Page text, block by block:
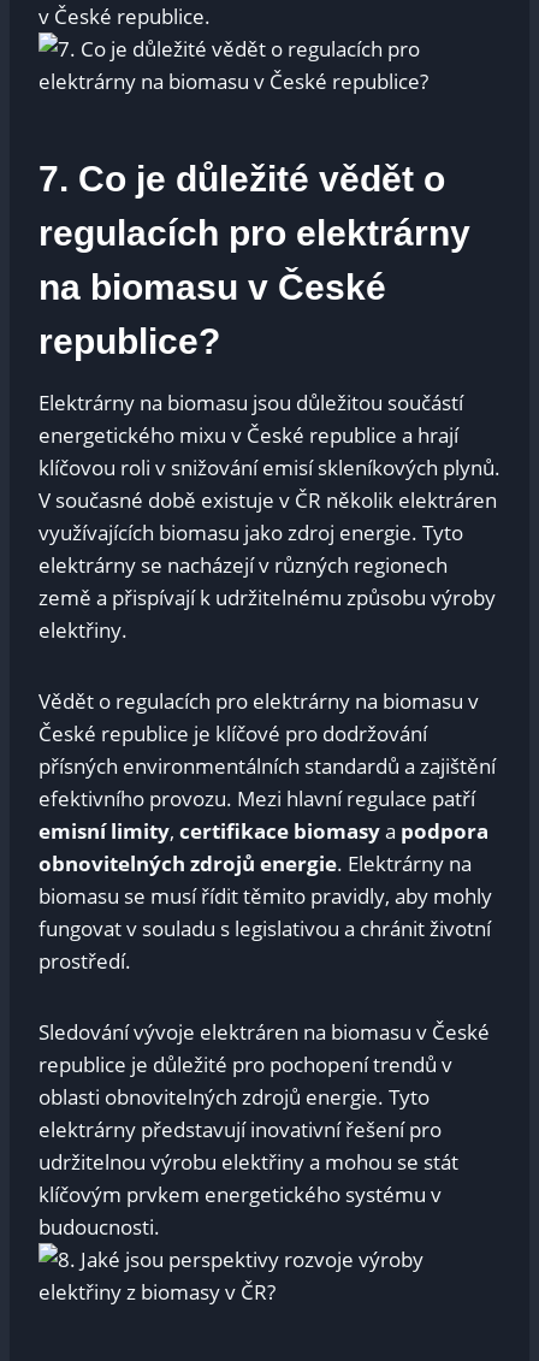
v České republice.
7. Co je důležité vědět o
regulacích pro elektrárny
na biomasu v České
republice?
Elektrárny na biomasu jsou důležitou součástí
energetického mixu v České republice a hrají
klíčovou roli v snižování emisí skleníkových plynů.
V současné době existuje v ČR několik elektráren
využívajících biomasu jako zdroj energie. Tyto
elektrárny se nacházejí v různých regionech
země a přispívají k udržitelnému způsobu výroby
elektřiny.
Vědět o regulacích pro elektrárny na biomasu v
České republice je klíčové pro dodržování
přísných environmentálních standardů a zajištění
efektivního provozu. Mezi hlavní regulace patří
emisní limity, certifikace biomasya podpora
obnovitelných zdrojů energie. Elektrárny na
biomasu se musí řídit těmito pravidly, aby mohly
fungovat v souladu s legislativou a chránit životní
prostředí.
Sledování vývoje elektráren na biomasu v České
republice je důležité pro pochopení trendů v
oblasti obnovitelných zdrojů energie. Tyto
elektrárny představují inovativní řešení pro
udržitelnou výrobu elektřiny a mohou se stát
klíčovým prvkem energetického systému v
budoucnosti.